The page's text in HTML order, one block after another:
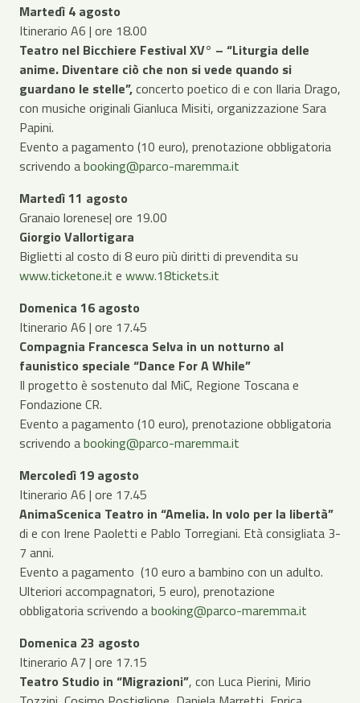
Martedì 4 agosto
Itinerario A6 | ore 18.00
Teatro nel Bicchiere Festival XV° – “Liturgia delle
anime. Diventare ciò che non si vede quando si
guardano le stelle”,concerto poetico di e con Ilaria Drago,
con musiche originali Gianluca Misiti, organizzazione Sara
Papini.
Evento a pagamento (10 euro), prenotazione obbligatoria
scrivendo abooking@parco-maremma.it
Martedì 11 agosto
Granaio lorenese| ore 19.00
Giorgio Vallortigara
Biglietti al costo di 8 euro più diritti di prevendita su
www.ticketone.it e www.18tickets.it
Domenica 16 agosto
Itinerario A6 | ore 17.45
Compagnia Francesca Selva in un notturno al
faunistico speciale “Dance For A While”
Il progetto è sostenuto dal MiC, Regione Toscana e
Fondazione CR.
Evento a pagamento (10 euro), prenotazione obbligatoria
scrivendo abooking@parco-maremma.it
Mercoledì 19 agosto
Itinerario A6 | ore 17.45
AnimaScenica Teatro in “Amelia. In volo per la libertà”
di e con Irene Paoletti e Pablo Torregiani. Età consigliata 3-
7 anni.
Evento a pagamento (10 euro a bambino con un adulto.
Ulteriori accompagnatori, 5 euro), prenotazione
obbligatoria scrivendo abooking@parco-maremma.it
Domenica 23 agosto
Itinerario A7 | ore 17.15
Teatro Studio in “Migrazioni”, con Luca Pierini, Mirio